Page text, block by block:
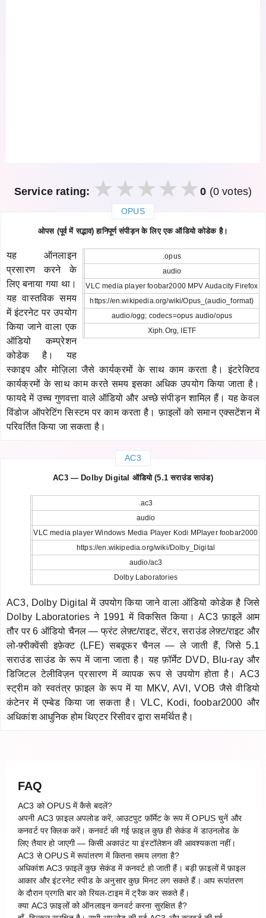
Service rating: 0 (0 votes)
OPUS
ओपस (पूर्व में सद्भाव) हानिपूर्ण संपीड़न के लिए एक ऑडियो कोडेक है।
.opus
audio
VLC media player foobar2000 MPV Audacity Firefox
https://en.wikipedia.org/wiki/Opus_(audio_format)
audio/ogg; codecs=opus audio/opus
Xiph.Org, IETF
यह ऑनलाइन
प्रसारण करने के
लिए बनाया गया था।
यह वास्तविक समय
में इंटरनेट पर उपयोग
किया जाने वाला एक
ऑडियो कम्प्रेशन
कोडेक है। यह
स्काइप और मोज़िला जैसे कार्यक्रमों के साथ काम करता है। इंटरेक्टिव
कार्यक्रमों के साथ काम करते समय इसका अधिक उपयोग किया जाता है।
फायदे में उच्च गुणवत्ता वाले ऑडियो और अच्छे संपीड़न शामिल हैं। यह केवल
विंडोज ऑपरेटिंग सिस्टम पर काम करता है। फ़ाइलों को समान एक्सटेंशन में
परिवर्तित किया जा सकता है।
AC3
AC3 — Dolby Digital ऑडियो (5.1 सराउंड साउंड)
.ac3
audio
VLC media player Windows Media Player Kodi MPlayer foobar2000
https://en.wikipedia.org/wiki/Dolby_Digital
audio/ac3
Dolby Laboratories
AC3, Dolby Digital में उपयोग किया जाने वाला ऑडियो कोडेक है जिसे
Dolby Laboratories ने 1991 में विकसित किया। AC3 फ़ाइलें आम
तौर पर 6 ऑडियो चैनल — फ्रंट लेफ़्ट/राइट, सेंटर, सराउंड लेफ़्ट/राइट और
लो-फ़्रीक्वेंसी इफ़ेक्ट (LFE) सबवूफर चैनल — ले जाती हैं, जिसे 5.1
सराउंड साउंड के रूप में जाना जाता है। यह फ़ॉर्मेट DVD, Blu-ray और
डिजिटल टेलीविज़न प्रसारण में व्यापक रूप से उपयोग होता है। AC3
स्ट्रीम को स्वतंत्र फ़ाइल के रूप में या MKV, AVI, VOB जैसे वीडियो
कंटेनर में एम्बेड किया जा सकता है। VLC, Kodi, foobar2000 और
अधिकांश आधुनिक होम थिएटर रिसीवर द्वारा समर्थित है।
FAQ
AC3 को OPUS में कैसे बदलें?
अपनी AC3 फ़ाइल अपलोड करें, आउटपुट फ़ॉर्मेट के रूप में OPUS चुनें और
कनवर्ट पर क्लिक करें। कनवर्ट की गई फ़ाइल कुछ ही सेकंड में डाउनलोड के
लिए तैयार हो जाएगी — किसी अकाउंट या इंस्टॉलेशन की आवश्यकता नहीं।
AC3 से OPUS में रूपांतरण में कितना समय लगता है?
अधिकांश AC3 फ़ाइलें कुछ सेकंड में कनवर्ट हो जाती हैं। बड़ी फ़ाइलों में फ़ाइल
आकार और इंटरनेट स्पीड के अनुसार कुछ मिनट लग सकते हैं। आप रूपांतरण
के दौरान प्रगति बार को रियल-टाइम में ट्रैक कर सकते हैं।
क्या AC3 फ़ाइलों को ऑनलाइन कनवर्ट करना सुरक्षित है?